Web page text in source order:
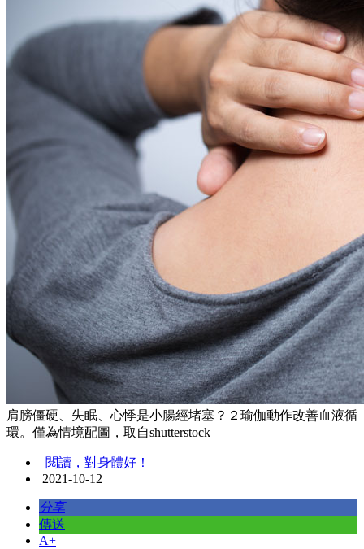
肩膀僵硬、失眠、心悸是小腸經堵塞？２瑜伽動作改善血液循
環。僅為情境配圖，取自shutterstock
閱讀，對身體好！
2021-10-12
分享
傳送
A+